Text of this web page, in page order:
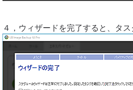
４，ウィザードを完了すると、タ